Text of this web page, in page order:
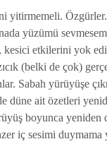
yitirmemeli.
yüzümü
kesici etkilerini yok
(belki de çok)
Sabah yürüyüşe
düne ait özetleri
boyunca yeniden
iç sesimi duymama